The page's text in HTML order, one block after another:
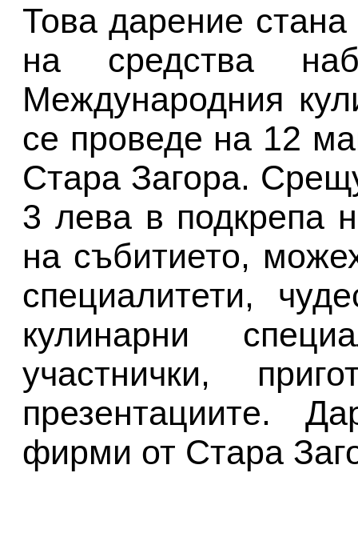
Това дарение
на средства
Международния
се проведе на 12
Стара Загора.
3 лева в подкрепа
на събитието,
специалитети,
кулинарни
участнички,
презентациите.
фирми от Стара